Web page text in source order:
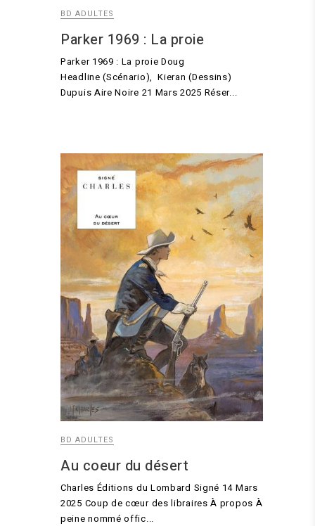
BD ADULTES
Parker 1969 : La proie
Parker 1969 : La proie Doug
Headline (Scénario), Kieran (Dessins)
Dupuis Aire Noire 21 Mars 2025 Réser...
BD ADULTES
Au coeur du désert
Charles Éditions du Lombard Signé 14 Mars
2025 Coup de cœur des libraires À propos À
peine nommé offic...